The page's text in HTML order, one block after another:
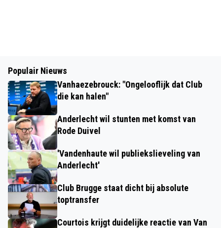
Populair Nieuws
Vanhaezebrouck: "Ongelooflijk dat Club
die kan halen"
Anderlecht wil stunten met komst van
Rode Duivel
'Vandenhaute wil publiekslieveling van
Anderlecht'
Club Brugge staat dicht bij absolute
toptransfer
Courtois krijgt duidelijke reactie van Van